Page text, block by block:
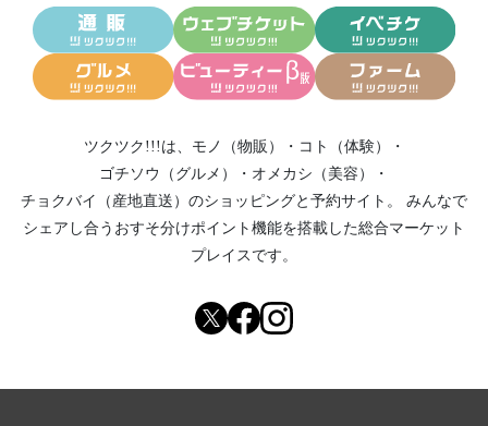
ツクツク!!!は、 モノ（物販） ・ コト（体験）
・
ゴチソウ（グルメ）
・ オメカシ（美容）
・
チョクバイ（産地直送） のショッピングと予約サイト。
みんなで
シェアし合う おすそ分けポイント機能を搭載した総合マーケット
プレイスです。